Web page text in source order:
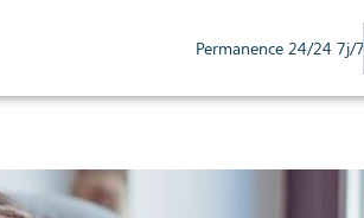
Permanence 24/24 7j/7
ESPACES HOMMAGES